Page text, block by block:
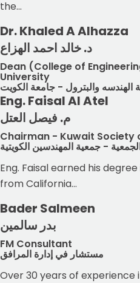
the...
Dr. Khaled A Alhazza
د. خالد احمد الهزاع
Dean (College of
University
الهندسه والبترول - جامعة الكويت
Eng. Faisal Al Atel
م. فيصل العتل
Chairman - Kuwait Society
- جمعية المهندسين الكويتية
Eng. Faisal earned his
from California...
Bader Salmeen
بدر سالمين
FM Consultant
مستشار في إدارة المرافق
Over 30 years of